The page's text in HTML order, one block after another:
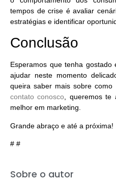
tempos de crise é avaliar
estratégias e identificar
Conclusão
Esperamos que tenha
ajudar neste momento
queira saber mais sobre como
contato conosco, queremos te
melhor em marketing.
Grande abraço e até a próxima!
# #
Sobre o autor